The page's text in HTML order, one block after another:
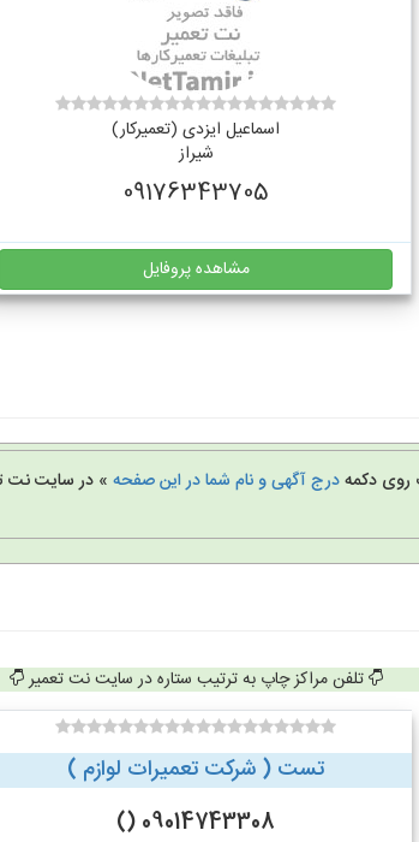
اسماعیل ایزدی (تعمیرکار)
شیراز
09176343705
مشاهده پروفایل
روی دکمهدرج آگهی و نام شما در این صفحه » در سایت نت
تلفن مراکز چاپ به ترتیب ستاره در سایت نت تعمیر
تست ( شرکت تعمیرات لوازم )
09014743308 ()